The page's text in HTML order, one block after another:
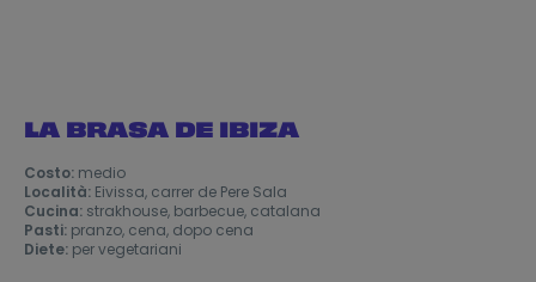
LA BRASA DE IBIZA
Costo: medio
Località: Eivissa, carrer de Pere Sala
Cucina: strakhouse, barbecue, catalana
Pasti: pranzo, cena, dopo cena
Diete: per vegetariani